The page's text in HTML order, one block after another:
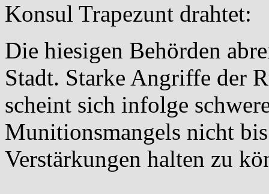
Konsul Trapezunt drahtet:
Die hiesigen Behörden
Stadt. Starke Angriffe der
scheint sich infolge
Munitionsmangels nicht
Verstärkungen halten zu